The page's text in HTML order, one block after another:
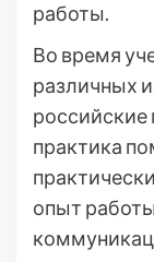
работы.
Во время
различных
российские
практика
опыт